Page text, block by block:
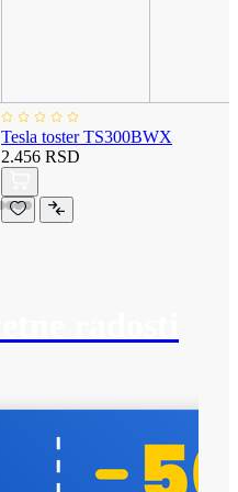
Tesla toster TS300BWX
2.456 RSD